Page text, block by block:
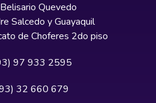
Quevedo
Salcedo y Guayaquil
de Choferes 2do piso
97 933 2595
32 660 679